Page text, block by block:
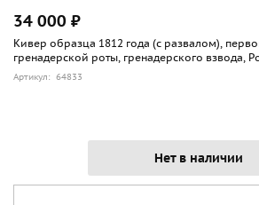
34 000 ₽
Кивер образца 1812 года (с развалом),
гренадерской роты, гренадерского взвода,
Артикул: 64833
Нет в наличии